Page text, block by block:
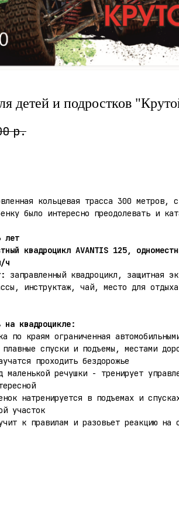
детей и подростков
р.
кольцевая трасса 300 метров,
было интересно преодолевать и
лет
квадроцикл AVANTIS 125,
ч
заправленный квадроцикл, защитная
инструктаж, чай, место для
на квадроцикле:
по краям ограниченная
спуски и подъемы, местами
проходить бездорожье
речушки - тренирует
натренируется в подъемах и
участок
к правилам и разовьет реакцию на